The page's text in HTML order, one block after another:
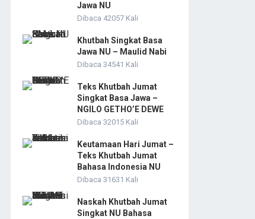
Jawa NU
Dibaca 42057 Kali
Khutbah Singkat Basa
Jawa NU – Maulid Nabi
Dibaca 34541 Kali
Teks Khutbah Jumat
Singkat Basa Jawa –
NGILO GETHO’E DEWE
Dibaca 32015 Kali
Keutamaan Hari Jumat –
Teks Khutbah Jumat
Bahasa Indonesia NU
Dibaca 31631 Kali
Naskah Khutbah Jumat
Singkat NU Bahasa